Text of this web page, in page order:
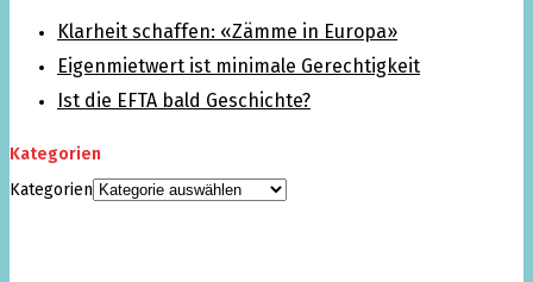
Klarheit schaffen: «Zämme in Europa»
Eigenmietwert ist minimale Gerechtigkeit
Ist die EFTA bald Geschichte?
Kategorien
Kategorien